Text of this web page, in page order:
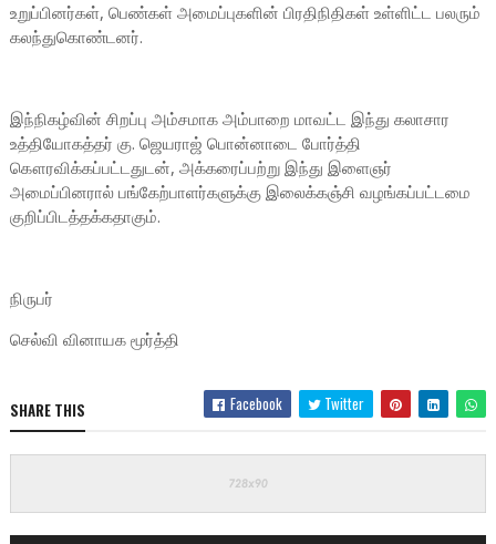
உறுப்பினர்கள், பெண்கள் அமைப்புகளின் பிரதிநிதிகள் உள்ளிட்ட பலரும்
கலந்துகொண்டனர்.
இந்நிகழ்வின் சிறப்பு அம்சமாக அம்பாறை மாவட்ட இந்து கலாசார
உத்தியோகத்தர் கு. ஜெயராஜ் பொன்னாடை போர்த்தி
கௌரவிக்கப்பட்டதுடன், அக்கரைப்பற்று இந்து இளைஞர்
அமைப்பினரால் பங்கேற்பாளர்களுக்கு இலைக்கஞ்சி வழங்கப்பட்டமை
குறிப்பிடத்தக்கதாகும்.
நிருபர்
செல்வி வினாயக மூர்த்தி
SHARE THIS Facebook Twitter